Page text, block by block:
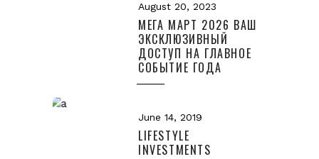
August 20, 2023
МЕГА МАРТ 2026 ВАШ
ЭКСКЛЮЗИВНЫЙ
ДОСТУП НА ГЛАВНОЕ
СОБЫТИЕ ГОДА
June 14, 2019
LIFESTYLE
INVESTMENTS